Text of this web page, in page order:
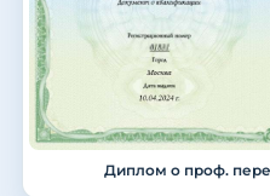
Диплом о проф.